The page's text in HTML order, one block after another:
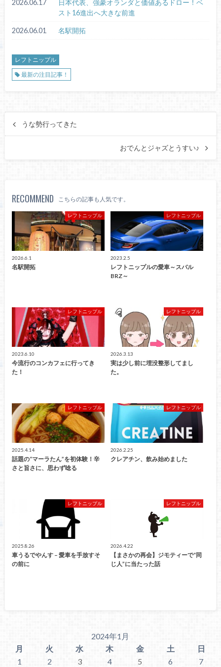
2026.06.17
日本代表、強豪オランダと価値あるドロー！ベ
スト16進出へ大きな前進
2026.06.01 名駅開拓
レフトニップル
最新の注目記事！
うな勢行ってきた
おでんとジャズとうすい♪
RECOMMEND こちらの記事も人気です。
レフトニップル
2026.6.1
名駅開拓
レフトニップル
2023.2.5
レフトニップルの愛車～スバル
BRZ～
レフトニップル
2023.6.10
今流行のコンカフェに行ってき
た！
レフトニップル
2026.3.13
実は少し前に埋没整形してまし
た。
レフトニップル
2025.4.14
話題の“マーラたん”を初体験！辛
さと旨さに、思わず唸る
レフトニップル
2026.2.25
クレアチン、飲み始めました
レフトニップル
2025.8.26
車うるでやんす – 愛車を手放すそ
の前に
レフトニップル
2026.4.22
【まさかの再会】ジモティーで“同
じ人”に当たった話
2024年1月
月
火 水 木 金 土
日
1
2 3 4 5 6
7